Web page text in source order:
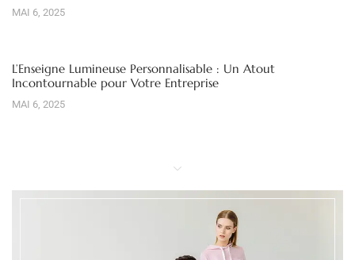
MAI 6, 2025
L’Enseigne Lumineuse Personnalisable : Un Atout
Incontournable pour Votre Entreprise
MAI 6, 2025